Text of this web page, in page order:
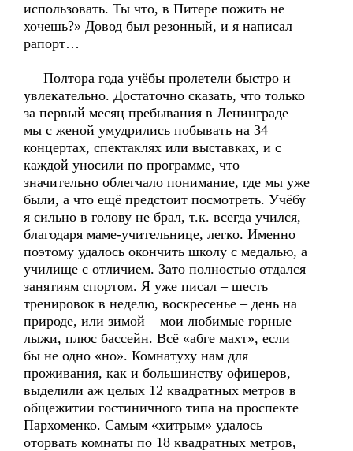
использовать. Ты что, в Питере пожить не
хочешь?» Довод был резонный, и я написал
рапорт…
Полтора года учёбы пролетели быстро и
увлекательно. Достаточно сказать, что только
за первый месяц пребывания в Ленинграде
мы с женой умудрились побывать на 34
концертах, спектаклях или выставках, и с
каждой уносили по программе, что
значительно облегчало понимание, где мы уже
были, а что ещё предстоит посмотреть. Учёбу
я сильно в голову не брал, т.к. всегда учился,
благодаря маме-учительнице, легко. Именно
поэтому удалось окончить школу с медалью, а
училище с отличием. Зато полностью отдался
занятиям спортом. Я уже писал – шесть
тренировок в неделю, воскресенье – день на
природе, или зимой – мои любимые горные
лыжи, плюс бассейн. Всё «абге махт», если
бы не одно «но». Комнатуху нам для
проживания, как и большинству офицеров,
выделили аж целых 12 квадратных метров в
общежитии гостиничного типа на проспекте
Пархоменко. Самым «хитрым» удалось
оторвать комнаты по 18 квадратных метров,